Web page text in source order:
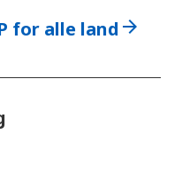
for alle land arrow_forward